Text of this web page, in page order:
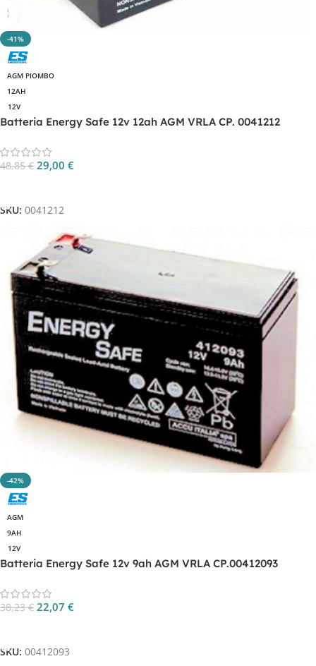
-41%
AGM PIOMBO
12AH
12V
Batteria Energy Safe 12v 12ah AGM VRLA CP. 0041212
48,85€ 29,00 €
SKU: 0041212
-42%
AGM
9AH
12V
Batteria Energy Safe 12v 9ah AGM VRLA CP.00412093
38,23€ 22,07 €
SKU: 00412093